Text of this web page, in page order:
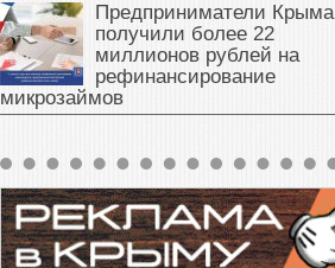
Предприниматели Крыма
получили более 22
миллионов рублей на
рефинансирование
микрозаймов